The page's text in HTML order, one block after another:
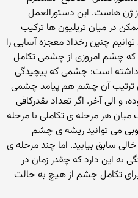
ژن هاست. این دستورالعمل
در میان تریلیون ها ترکیب
چنین رخداد معجزه آسایی را
که چشم امروزی از چشمی تکامل
داشته است: چشمی که پیچیدگی
ترتیب آن چشم هم پیامد چشمی
و الی آخر. اگر تعداد بقدرکافی
هر مرحله ی تکاملی با مرحله
می توانید ریشه ی چشم
سابق بیابید. اما چند مرحله ی
به این دارد که چقدر زمان در
برای تکامل چشم از هیچ به حالت